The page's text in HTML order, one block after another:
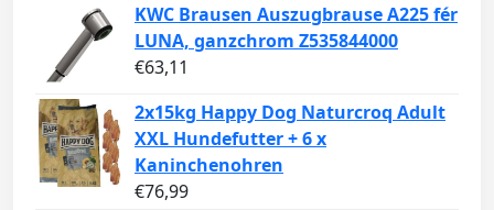
KWC Brausen Auszugbrause A225 fér
LUNA, ganzchrom Z535844000
€63,11
2x15kg Happy Dog Naturcroq Adult
XXL Hundefutter + 6 x
Kaninchenohren
€76,99